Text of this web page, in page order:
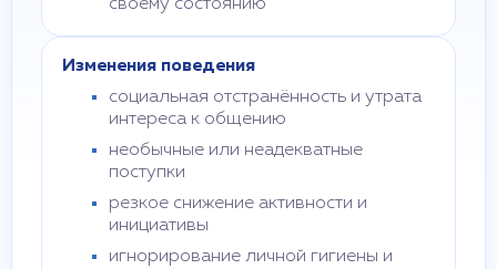
своему состоянию
Изменения поведения
социальная отстранённость и утрата
интереса к общению
необычные или неадекватные
поступки
резкое снижение активности и
инициативы
игнорирование личной гигиены и